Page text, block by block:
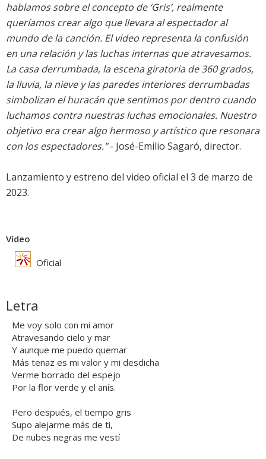
hablamos sobre el concepto de ‘Gris’, realmente
queríamos crear algo que llevara al espectador al
mundo de la canción. El video representa la confusión
en una relación y las luchas internas que atravesamos.
La casa derrumbada, la escena giratoria de 360 grados,
la lluvia, la nieve y las paredes interiores derrumbadas
simbolizan el huracán que sentimos por dentro cuando
luchamos contra nuestras luchas emocionales. Nuestro
objetivo era crear algo hermoso y artístico que resonara
con los espectadores."- José-Emilio Sagaró, director.
Lanzamiento y estreno del video oficial el 3 de marzo de
2023.
Vídeo
Oficial
Letra
Me voy solo con mi amor
Atravesando cielo y mar
Y aunque me puedo quemar
Más tenaz es mi valor y mi desdicha
Verme borrado del espejo
Por la flor verde y el anís.
Pero después, el tiempo gris
Supo alejarme más de ti,
De nubes negras me vestí